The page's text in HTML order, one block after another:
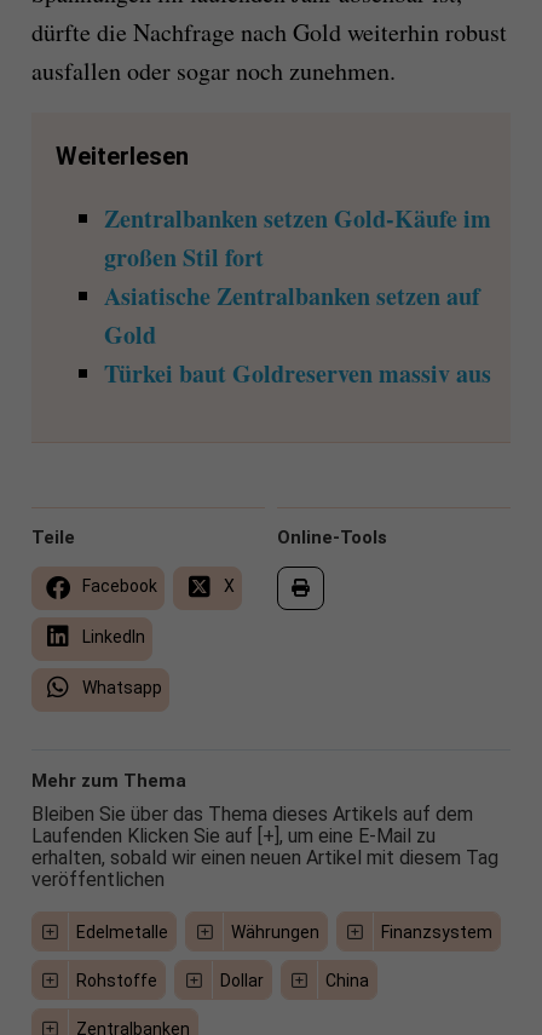
dürfte die Nachfrage nach Gold weiterhin robust
ausfallen oder sogar noch zunehmen.
Weiterlesen
Zentralbanken setzen Gold-Käufe im
großen Stil fort
Asiatische Zentralbanken setzen auf
Gold
Türkei baut Goldreserven massiv aus
Online-Tools
Teile
Facebook X
LinkedIn
Whatsapp
Mehr zum Thema
Bleiben Sie über das Thema dieses Artikels auf dem
Laufenden Klicken Sie auf [+], um eine E-Mail zu
erhalten, sobald wir einen neuen Artikel mit diesem Tag
veröffentlichen
Edelmetalle Währungen Finanzsystem
Rohstoffe Dollar China
Zentralbanken